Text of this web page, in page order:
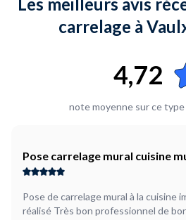
La porte d'entrée de cet
réglant au maximum. Le sol du
de remplacer quelques dalles de
Vos carreaux sont de taille :
Standard
Je suis prêt à démarrer
Je fournis le carrelage et ciment
je ferai les joints plus tard
Les meilleurs avis
carrelage à
4,72
note moyenne sur ce
Pose carrelage mural cuisine
Pose de carrelage mural à la cuisine
réalisé Très bon professionnel de